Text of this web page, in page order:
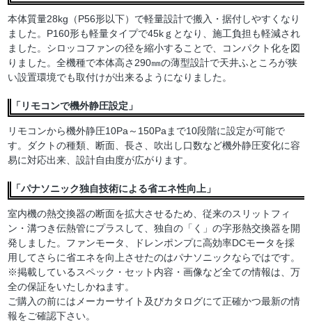
本体質量28kg（P56形以下）で軽量設計で搬入・据付しやすくなり
ました。P160形も軽量タイプで45kｇとなり、施工負担も軽減され
ました。シロッコファンの径を縮小することで、コンパクト化を図
りました。全機種で本体高さ290㎜の薄型設計で天井ふところが狭
い設置環境でも取付けが出来るようになりました。
「リモコンで機外静圧設定」
リモコンから機外静圧10Pa～150Paまで10段階に設定が可能で
す。ダクトの種類、断面、長さ、吹出し口数など機外静圧変化に容
易に対応出来、設計自由度が広がります。
「パナソニック独自技術による省エネ性向上」
室内機の熱交換器の断面を拡大させるため、従来のスリットフィ
ン・溝つき伝熱管にプラスして、独自の「く」の字形熱交換器を開
発しました。ファンモータ、ドレンポンプに高効率DCモータを採
用してさらに省エネを向上させたのはパナソニックならではです。
※掲載しているスペック・セット内容・画像など全ての情報は、万
全の保証をいたしかねます。
ご購入の前にはメーカーサイト及びカタログにて正確かつ最新の情
報をご確認下さい。